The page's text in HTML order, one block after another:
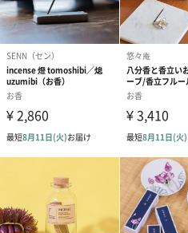
【黒文字レモングラス】スト
たい時に
国産のクロモジとレモングラスを
レンドティー。
クロモジの独特な香りとレモング
し、暑さが続く日々や体を温めた
にぴったりな一杯に仕上がりまし